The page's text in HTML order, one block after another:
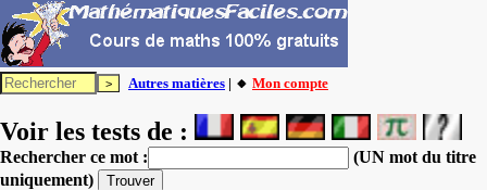
Autres matières | 🔸 Mon compte
Voir les tests de :
Rechercher ce mot :
(UN mot du titre
uniquement)